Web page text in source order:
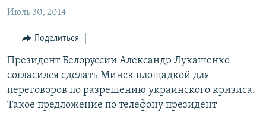
основной
Перейти
поиску
ЭКОНОМИКА
РЕГИОН
НАГОРНЫЙ КАРАБАХ
СПОРТ
Июль 30, 2014
Поделиться
Президент Белоруссии Александр Лукашенко
согласился сделать Минск площадкой для
переговоров по разрешению украинского кризиса.
Такое предложение по телефону президент